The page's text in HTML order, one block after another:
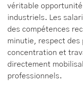
véritable
industriels. Les
des compétences
minutie, respect des
concentration et
directement
professionnels.